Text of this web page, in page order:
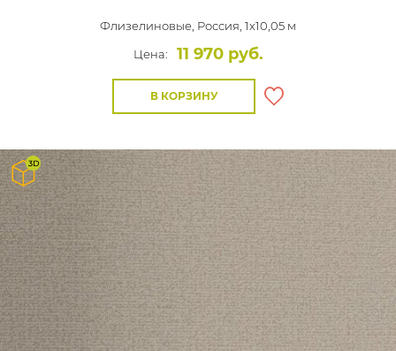
Флизелиновые, Россия, 1x10,05 м
Цена:
11 970 руб.
В КОРЗИНУ